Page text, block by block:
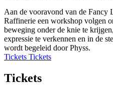
Aan de vooravond van de Fancy
Raffinerie een workshop volgen
beweging onder de knie te
expressie te verkennen en in de
wordt begeleid door Physs.
Tickets Tickets
Tickets